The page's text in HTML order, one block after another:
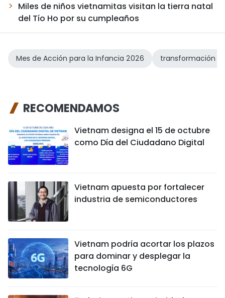
Miles de niños vietnamitas visitan la tierra natal
del Tío Ho por su cumpleaños
Mes de Acción para la Infancia 2026 transformación
RECOMENDAMOS
Vietnam designa el 15 de octubre
como Día del Ciudadano Digital
Vietnam apuesta por fortalecer
industria de semiconductores
Vietnam podría acortar los plazos
para dominar y desplegar la
tecnología 6G